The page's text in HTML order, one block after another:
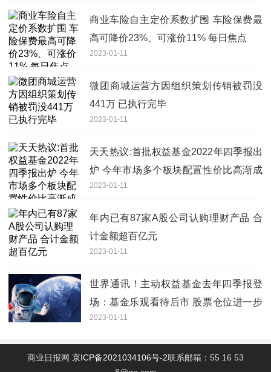
商业车险自主定价系数扩围 车险保费最
高可降价23%、可涨价11% 每日焦点
2023-01-11
微团商城运营方因组织策划传销被罚没
441万 已执行完毕
2023-01-11
天天热议:首批权益基金2022年四季报出
炉 今年市场多个板块配置性价比高渐成
共识
2023-01-11
年内已有87家A股公司认购理财产品 合
计金额超百亿元
2023-01-11
世界通讯！主动权益基金去年四季报登
场：基金乐观看待后市 股票仓位进一步
提高
2023-01-11
商业日报网 京ICP备2021034106号-2联系邮箱：55 16 53